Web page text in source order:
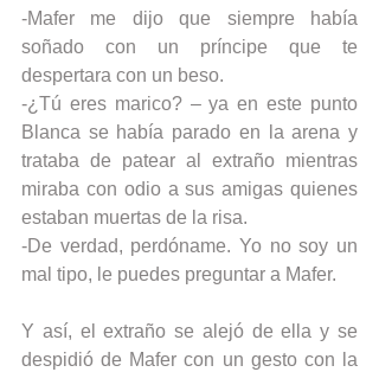
-Mafer me dijo que siempre había
soñado con un príncipe que te
despertara con un beso.
-¿Tú eres marico? – ya en este punto
Blanca se había parado en la arena y
trataba de patear al extraño mientras
miraba con odio a sus amigas quienes
estaban muertas de la risa.
-De verdad, perdóname. Yo no soy un
mal tipo, le puedes preguntar a Mafer.
Y así, el extraño se alejó de ella y se
despidió de Mafer con un gesto con la